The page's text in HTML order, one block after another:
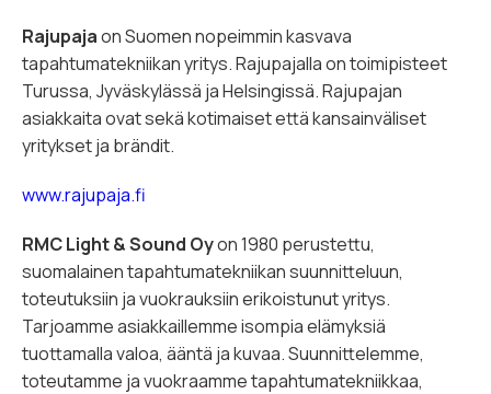
Rajupajaon Suomen nopeimmin kasvava
tapahtumatekniikan yritys. Rajupajalla on toimipisteet
Turussa, Jyväskylässä ja Helsingissä. Rajupajan
asiakkaita ovat sekä kotimaiset että kansainväliset
yritykset ja brändit.
www.rajupaja.fi
RMC Light & Sound Oyon 1980 perustettu,
suomalainen tapahtumatekniikan suunnitteluun,
toteutuksiin ja vuokrauksiin erikoistunut yritys.
Tarjoamme asiakkaillemme isompia elämyksiä
tuottamalla valoa, ääntä ja kuvaa. Suunnittelemme,
toteutamme ja vuokraamme tapahtumatekniikkaa,